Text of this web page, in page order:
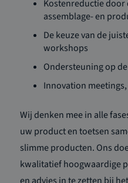
Kostenreductie
assemblage- en
De keuze van de
workshops
Ondersteuning op
Innovation
Wij denken mee in alle
uw product en toetsen
slimme producten. Ons
kwalitatief hoogwaardige